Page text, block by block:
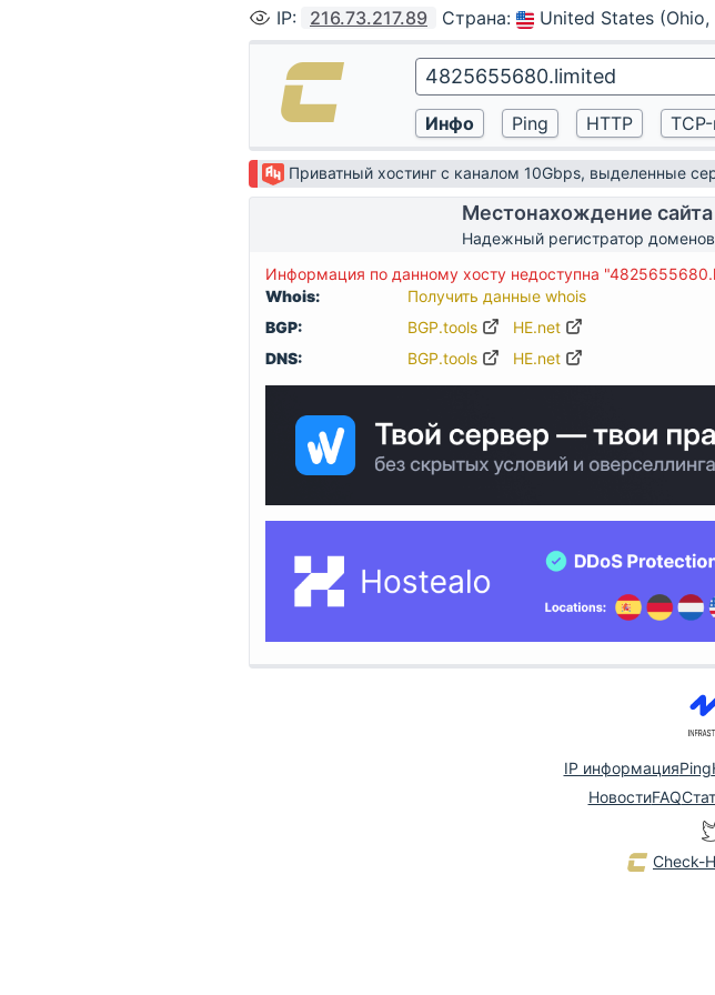
IP: 216.73.217.89 Страна: United States (Ohio,
Приватный хостинг с каналом 10Gbps, выделенные
Местонахождение сайта
Надежный регистратор
Информация по данному хосту недоступна
Whois:
Получить данные whois
BGP:
BGP.tools
HE.net
DNS:
BGP.tools HE.net
IP информацияPing
НовостиFAQ
Check-